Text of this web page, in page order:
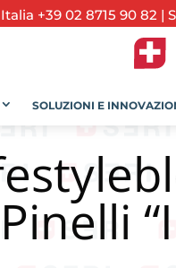
Italia +39 02 8715 90 82 |
SOLUZIONI E